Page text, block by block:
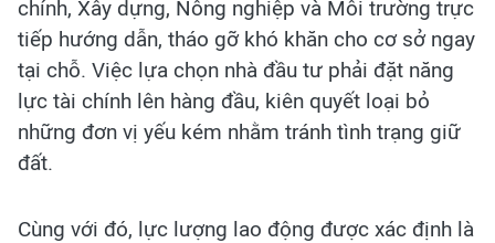
chính, Xây dựng, Nông nghiệp và Môi trường trực
tiếp hướng dẫn, tháo gỡ khó khăn cho cơ sở ngay
tại chỗ. Việc lựa chọn nhà đầu tư phải đặt năng
lực tài chính lên hàng đầu, kiên quyết loại bỏ
những đơn vị yếu kém nhằm tránh tình trạng giữ
đất.
Cùng với đó, lực lượng lao động được xác định là